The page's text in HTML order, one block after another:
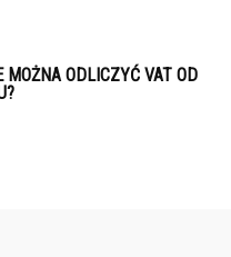
ODLICZYĆ VAT OD